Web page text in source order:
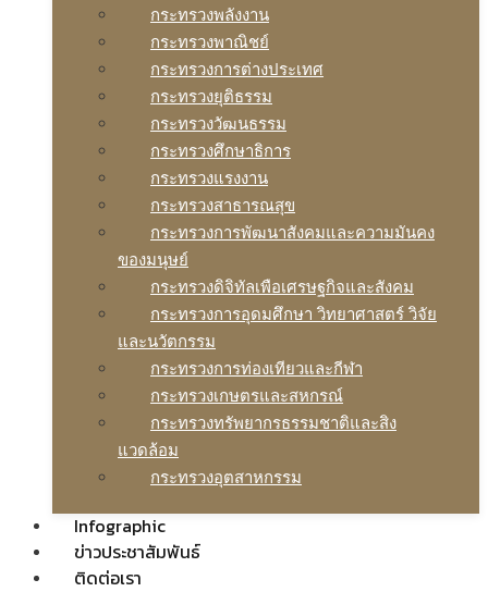
กระทรวงพลังงาน
กระทรวงพาณิชย์
กระทรวงการต่างประเทศ
กระทรวงยุติธรรม
กระทรวงวัฒนธรรม
กระทรวงศึกษาธิการ
กระทรวงแรงงาน
กระทรวงสาธารณสุข
กระทรวงการพัฒนาสังคมและความมันคง
ของมนุษย์
กระทรวงดิจิทัลเพือเศรษฐกิจและสังคม
กระทรวงการอุดมศึกษา วิทยาศาสตร์ วิจัย
และนวัตกรรม
กระทรวงการท่องเทียวและกีฬา
กระทรวงเกษตรและสหกรณ์
กระทรวงทรัพยากรธรรมชาติและสิง
แวดล้อม
กระทรวงอุตสาหกรรม
Infographic
ข่าวประชาสัมพันธ์
ติดต่อเรา